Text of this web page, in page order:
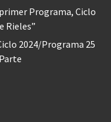
Programa, Ciclo
Rieles”
2024/Programa 25